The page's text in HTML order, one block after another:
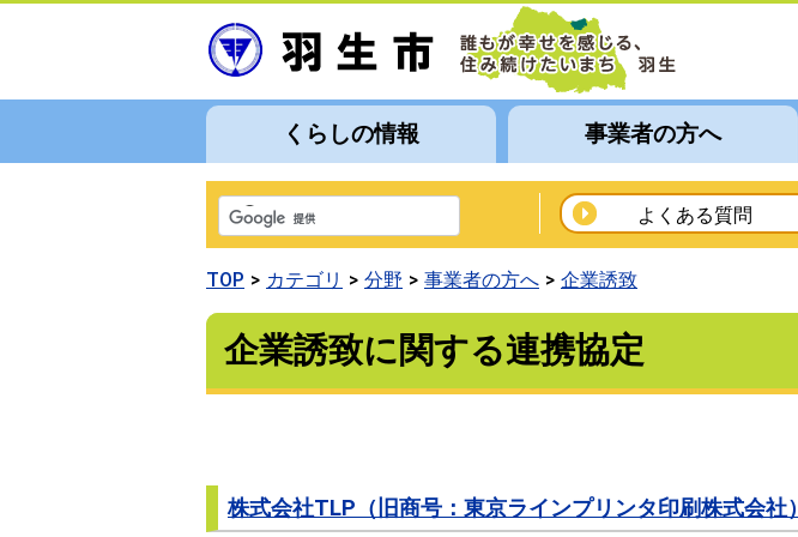
くらしの情報 事業者の方へ
よくある質問
TOP カテゴリ 分野 事業者の方へ 企業誘致
企業誘致に関する連携協定
株式会社TLP（旧商号：東京ラインプリンタ印刷株式会社）